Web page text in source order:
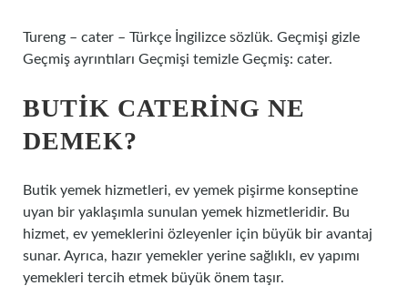
Tureng – cater – Türkçe İngilizce sözlük. Geçmişi gizle
Geçmiş ayrıntıları Geçmişi temizle Geçmiş: cater.
BUTIK CATERING NE
DEMEK?
Butik yemek hizmetleri, ev yemek pişirme konseptine
uyan bir yaklaşımla sunulan yemek hizmetleridir. Bu
hizmet, ev yemeklerini özleyenler için büyük bir avantaj
sunar. Ayrıca, hazır yemekler yerine sağlıklı, ev yapımı
yemekleri tercih etmek büyük önem taşır.